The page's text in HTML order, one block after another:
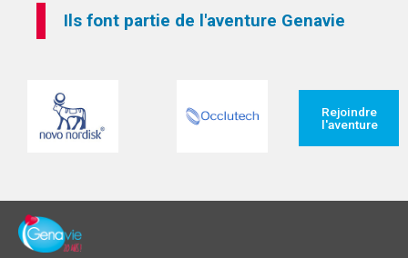
Ils font partie de l'aventure Genavie
Rejoindre
l'aventure